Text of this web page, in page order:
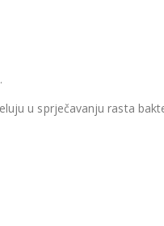
u sprječavanju rasta